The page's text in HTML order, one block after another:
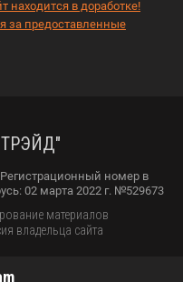
в доработке!
за предоставленные
номер в
02 марта 2022 г. №529673
материалов
владельца сайта